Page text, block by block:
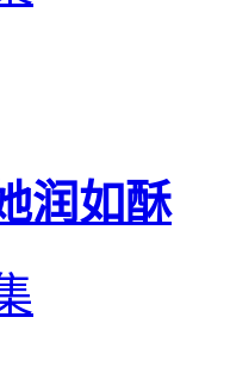
润如酥